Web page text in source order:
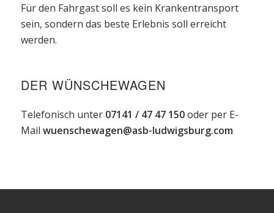
Für den Fahrgast soll es kein Krankentransport
sein, sondern das beste Erlebnis soll erreicht
werden.
DER WÜNSCHEWAGEN
Telefonisch unter 07141 / 47 47 150oder per E-
Mail wuenschewagen@asb-ludwigsburg.com